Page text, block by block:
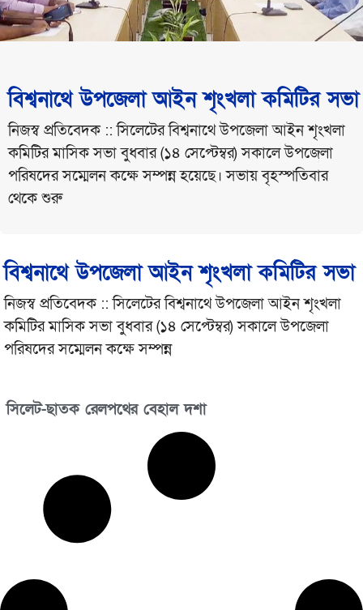
বিশ্বনাথে উপজেলা আইন শৃংখলা কমিটির সভা
নিজস্ব প্রতিবেদক :: সিলেটের বিশ্বনাথে উপজেলা আইন শৃংখলা
কমিটির মাসিক সভা বুধবার (১৪ সেপ্টেম্বর) সকালে উপজেলা
পরিষদের সম্মেলন কক্ষে সম্পন্ন হয়েছে। সভায় বৃহস্পতিবার
থেকে শুরু
বিশ্বনাথে উপজেলা আইন শৃংখলা কমিটির সভা
নিজস্ব প্রতিবেদক :: সিলেটের বিশ্বনাথে উপজেলা আইন শৃংখলা
কমিটির মাসিক সভা বুধবার (১৪ সেপ্টেম্বর) সকালে উপজেলা
পরিষদের সম্মেলন কক্ষে সম্পন্ন
সিলেট-ছাতক রেলপথের বেহাল দশা